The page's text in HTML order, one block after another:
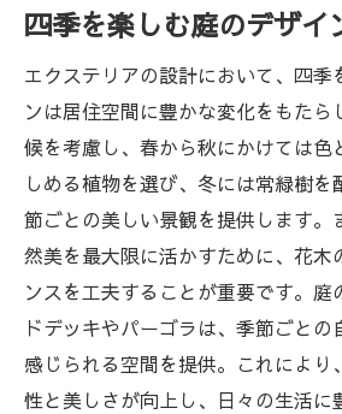
ペットにも優しい庭作り
駐車スペースを最大限に活か
工夫
車を守るためのカーポー
狭いスペースを有効活用
駐車場の安全性を高める
耐久性のある舗装材の選定
快適な出入りを実現する
エコを意識した緑化駐車
静岡県のエクステリア最新ト
四季を楽しむ庭のデザイ
エクステリアの設計において、四季
ンは居住空間に豊かな変化をもたら
候を考慮し、春から秋にかけては色
しめる植物を選び、冬には常緑樹を
節ごとの美しい景観を提供します。
然美を最大限に活かすために、花木
ンスを工夫することが重要です。庭
ドデッキやパーゴラは、季節ごとの
感じられる空間を提供。これにより
性と美しさが向上し、日々の生活に